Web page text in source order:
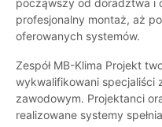
począwszy od doradztwa i
profesjonalny montaż, aż
oferowanych systemów.
Zespół MB-Klima Projekt
wykwalifikowani specjaliści
zawodowym. Projektanci
realizowane systemy